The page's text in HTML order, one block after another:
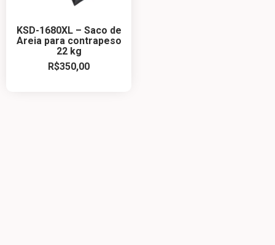
KSD-1680XL – Saco de
Areia para contrapeso
22 kg
R$350,00